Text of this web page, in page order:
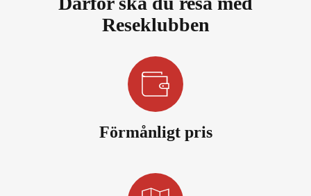
Reseklubben
Förmånligt pris